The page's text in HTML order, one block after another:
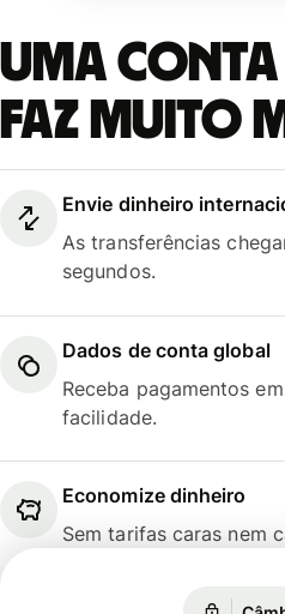
Uma conta
faz muito
Envie dinheiro
As transferências
segundos.
Dados de conta global
Receba pagamentos
facilidade.
Economize dinheiro
Sem tarifas caras nem